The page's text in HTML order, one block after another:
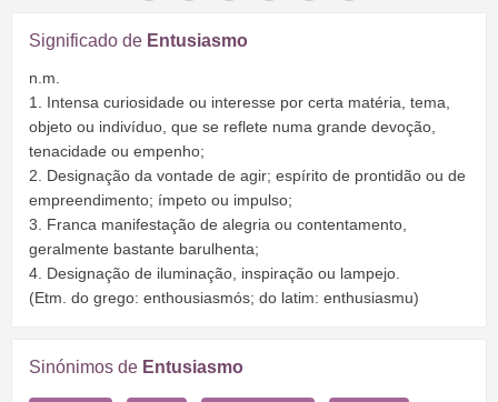
Significado de Entusiasmo
n.m.
1. Intensa curiosidade ou interesse por certa matéria, tema,
objeto ou indivíduo, que se reflete numa grande devoção,
tenacidade ou empenho;
2. Designação da vontade de agir; espírito de prontidão ou de
empreendimento; ímpeto ou impulso;
3. Franca manifestação de alegria ou contentamento,
geralmente bastante barulhenta;
4. Designação de iluminação, inspiração ou lampejo.
(Etm. do grego: enthousiasmós; do latim: enthusiasmu)
Sinónimos de Entusiasmo